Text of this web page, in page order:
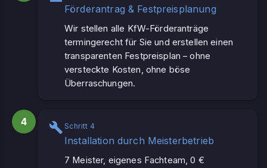
Förderantrag & Festpreisplanung
Wir stellen alle KfW-Förderanträge
termingerecht für Sie und erstellen einen
transparenten Festpreisplan – ohne
versteckte Kosten, ohne böse
Überraschungen.
4 Schritt 4
Installation durch Meisterbetrieb
7 Meister, eigenes Fachteam, 0 €